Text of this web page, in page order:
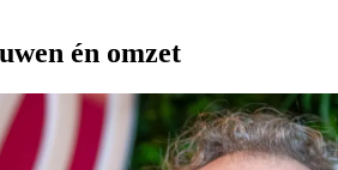
én omzet